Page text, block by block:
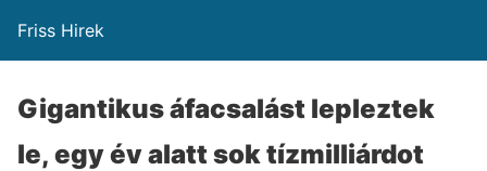
Friss Hirek
Gigantikus áfacsalást lepleztek
le, egy év alatt sok tízmilliárdot